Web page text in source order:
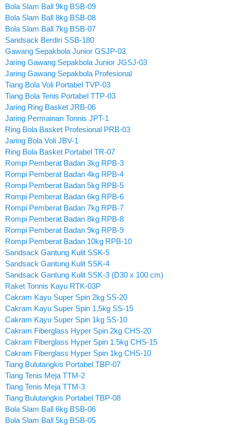
Bola Slam Ball 9kg BSB-09
Bola Slam Ball 8kg BSB-08
Bola Slam Ball 7kg BSB-07
Sandsack Berdiri SSB-180
Gawang Sepakbola Junior GSJP-03
Jaring Gawang Sepakbola Junior JGSJ-03
Jaring Gawang Sepakbola Profesional
Tiang Bola Voli Portabel TVP-03
Tiang Bola Tenis Portabel TTP-03
Jaring Ring Basket JRB-06
Jaring Permainan Tonnis JPT-1
Ring Bola Basket Profesional PRB-03
Jaring Bola Voli JBV-1
Ring Bola Basket Portabel TR-07
Rompi Pemberat Badan 3kg RPB-3
Rompi Pemberat Badan 4kg RPB-4
Rompi Pemberat Badan 5kg RPB-5
Rompi Pemberat Badan 6kg RPB-6
Rompi Pemberat Badan 7kg RPB-7
Rompi Pemberat Badan 8kg RPB-8
Rompi Pemberat Badan 9kg RPB-9
Rompi Pemberat Badan 10kg RPB-10
Sandsack Gantung Kulit SSK-5
Sandsack Gantung Kulit SSK-4
Sandsack Gantung Kulit SSK-3 (D30 x 100 cm)
Raket Tonnis Kayu RTK-03P
Cakram Kayu Super Spin 2kg SS-20
Cakram Kayu Super Spin 1.5kg SS-15
Cakram Kayu Super Spin 1kg SS-10
Cakram Fiberglass Hyper Spin 2kg CHS-20
Cakram Fiberglass Hyper Spin 1.5kg CHS-15
Cakram Fiberglass Hyper Spin 1kg CHS-10
Tiang Bulutangkis Portabel TBP-07
Tiang Tenis Meja TTM-2
Tiang Tenis Meja TTM-3
Tiang Bulutangkis Portabel TBP-08
Bola Slam Ball 6kg BSB-06
Bola Slam Ball 5kg BSB-05